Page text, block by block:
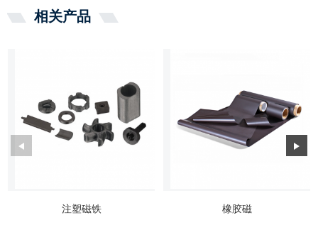
相关产品
注塑磁铁 橡胶磁